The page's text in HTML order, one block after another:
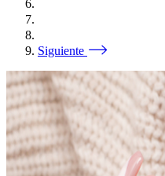
Siguiente